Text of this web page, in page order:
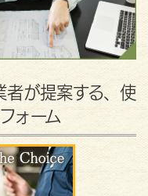
が提案する、使
ォーム